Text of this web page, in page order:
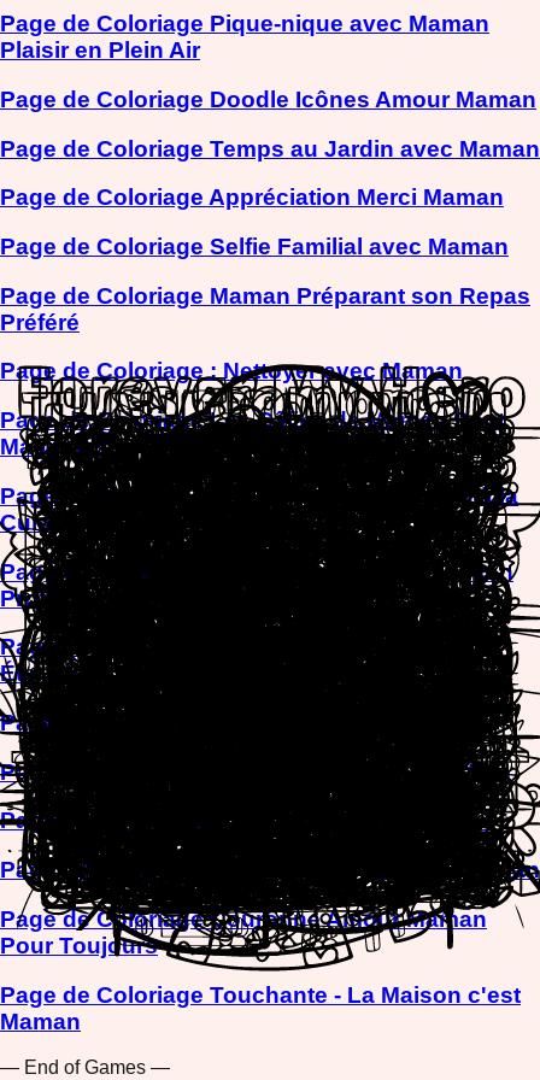
Page de Coloriage Pique-nique avec Maman
Plaisir en Plein Air
Page de Coloriage Doodle Icônes Amour Maman
Page de Coloriage Temps au Jardin avec Maman
Page de Coloriage Appréciation Merci Maman
Page de Coloriage Selfie Familial avec Maman
Page de Coloriage Maman Préparant son Repas
Préféré
Page de Coloriage : Nettoyer avec Maman
Page de Coloriage Les Câlins de Maman Sont
Magiques
Page de Coloriage Super Maman en Action à la
Cuisine
Page de Coloriage d'Appréciation Maman Mon
Professeur
Page de Coloriage Maman Mon Professeur
Éternel Arbre
Page de Coloriage Carte Bonne Fête Maman
Page de Coloriage Cœur Floral Love You Mom
Page de Coloriage Trophée Meilleure Maman
Page de Coloriage Mignon Doodle Vie de Maman
Page de Coloriage Couronne Amour Maman
Pour Toujours
Page de Coloriage Touchante - La Maison c'est
Maman
— End of Games —